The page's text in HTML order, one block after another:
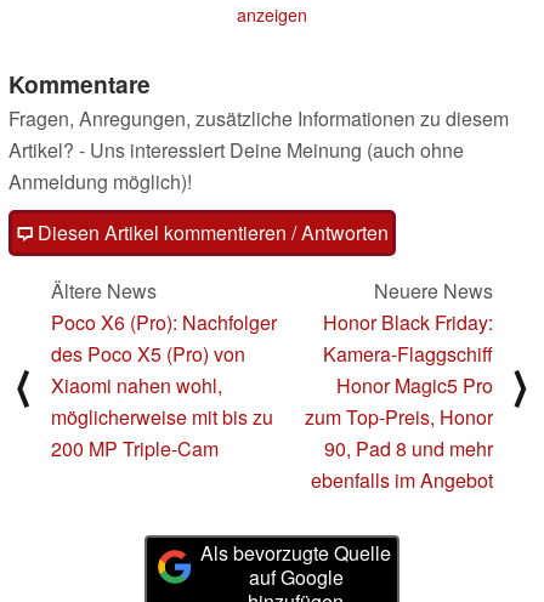
anzeigen
Kommentare
Fragen, Anregungen, zusätzliche Informationen zu diesem
Artikel? - Uns interessiert Deine Meinung (auch ohne
Anmeldung möglich)!
Diesen Artikel kommentieren / Antworten
⟨
Ältere News
Poco X6 (Pro): Nachfolger
des Poco X5 (Pro) von
Xiaomi nahen wohl,
möglicherweise mit bis zu
200 MP Triple-Cam
Neuere News
Honor Black Friday:
Kamera-Flaggschiff
Honor Magic5 Pro
zum Top-Preis, Honor
90, Pad 8 und mehr
ebenfalls im Angebot
⟩
Als bevorzugte Quelle
auf Google